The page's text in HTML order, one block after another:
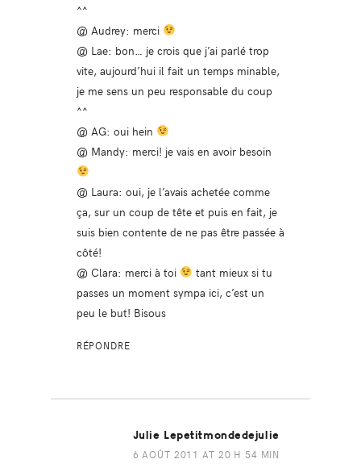
^^
@ Audrey: merci
@ Lae: bon… je crois que j’ai parlé trop
vite, aujourd’hui il fait un temps minable,
je me sens un peu responsable du coup
^^
@ AG: oui hein
@ Mandy: merci! je vais en avoir besoin
@ Laura: oui, je l’avais achetée comme
ça, sur un coup de tête et puis en fait, je
suis bien contente de ne pas être passée à
côté!
@ Clara: merci à toi
tant mieux si tu
passes un moment sympa ici, c’est un
peu le but! Bisous
RÉPONDRE
Julie Lepetitmondedejulie
6 AOÛT 2011 AT 20 H 54 MIN